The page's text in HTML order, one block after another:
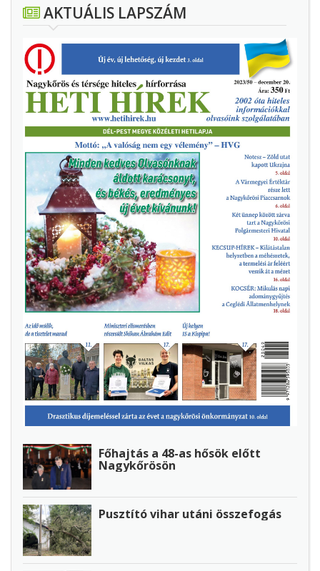
AKTUÁLIS LAPSZÁM
Főhajtás a 48-as hősök előtt
Nagykőrösön
Pusztító vihar utáni összefogás